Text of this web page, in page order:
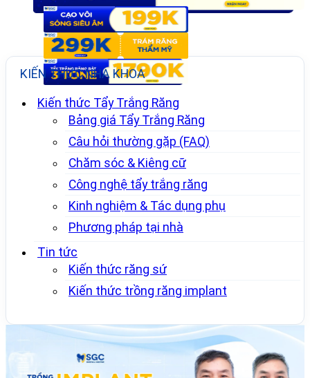
KIẾN THỨC NHA KHOA
Kiến thức Tẩy Trắng Răng
Bảng giá Tẩy Trắng Răng
Câu hỏi thường gặp (FAQ)
Chăm sóc & Kiêng cữ
Công nghệ tẩy trắng răng
Kinh nghiệm & Tác dụng phụ
Phương pháp tại nhà
Tin tức
Kiến thức răng sứ
Kiến thức trồng răng implant